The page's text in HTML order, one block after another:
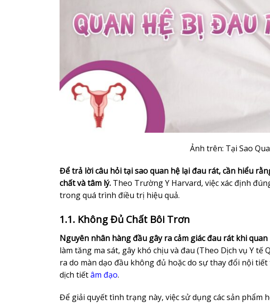
Ảnh trên: Tại Sao
Để trả lời câu hỏi tại sao quan hệ lại đau rát, cần hiểu
chất và tâm lý. Theo Trường Y Harvard, việc xác định
trong quá trình điều trị hiệu quả.
1.1. Không Đủ Chất Bôi Trơn
Nguyên nhân hàng đầu gây ra cảm giác đau rát khi
làm tăng ma sát, gây khó chịu và đau (Theo Dịch vụ Y tế
ra do màn dạo đầu không đủ hoặc do sự thay đổi nội
dịch tiếtâm đạo.
Để giải quyết tình trạng này, việc sử dụng các sản phẩm